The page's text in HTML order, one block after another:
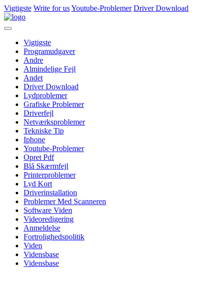
Vigtigste Write for usYoutube-Problemer Driver Download
Vigtigste
Programudgaver
Andre
Almindelige Fejl
Andet
Driver Download
Lydproblemer
Grafiske Problemer
Driverfejl
Netværksproblemer
Tekniske Tip
Iphone
Youtube-Problemer
Opret Pdf
Blå Skærmfejl
Printerproblemer
Lyd Kort
Driverinstallation
Problemer Med Scanneren
Software Viden
Videoredigering
Anmeldelse
Fortrolighedspolitik
Viden
Vidensbase
Vidensbase